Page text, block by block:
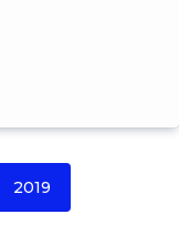
2019